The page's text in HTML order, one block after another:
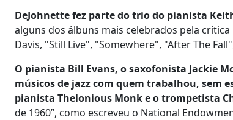
DeJohnette fez parte do trio do pianista
alguns dos álbuns mais celebrados pela
Davis, "Still Live", "Somewhere", "After The
O pianista Bill Evans, o saxofonista Jackie
músicos de jazz com quem trabalhou, sem
pianista Thelonious Monk e o trompetista
de 1960”, como escreveu o National